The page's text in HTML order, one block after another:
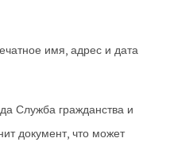
имя, адрес и дата
Служба гражданства и
документ, что может